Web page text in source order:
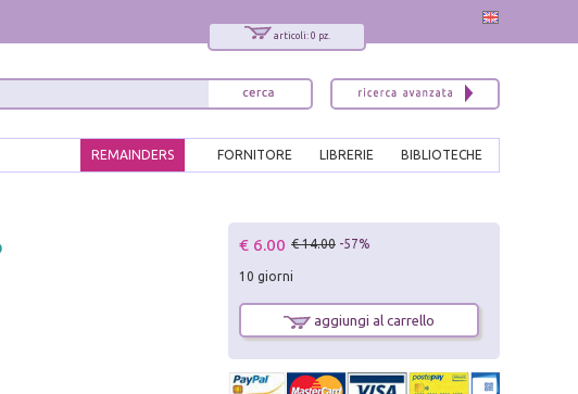
articoli: 0 pz.
BIBLIOTECHE
LIBRERIE
FORNITORE
REMAINDERS
€ 6.00 € 14.00 -57%
10 giorni
aggiungi al carrello
x
Interessato ai nostri libri?
Sarai informato delle nostre novità, potrai
comunque cancellarti quando desideri.
modulo di iscrizione